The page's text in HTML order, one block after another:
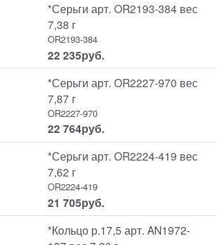
*Серьги арт. OR2193-384 вес
7,38 г
OR2193-384
22 235руб.
*Серьги арт. OR2227-970 вес
7,87 г
OR2227-970
22 764руб.
*Серьги арт. OR2224-419 вес
7,62 г
OR2224-419
21 705руб.
*Кольцо р.17,5 арт. AN1972-